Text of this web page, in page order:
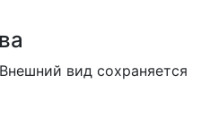
вид сохраняется